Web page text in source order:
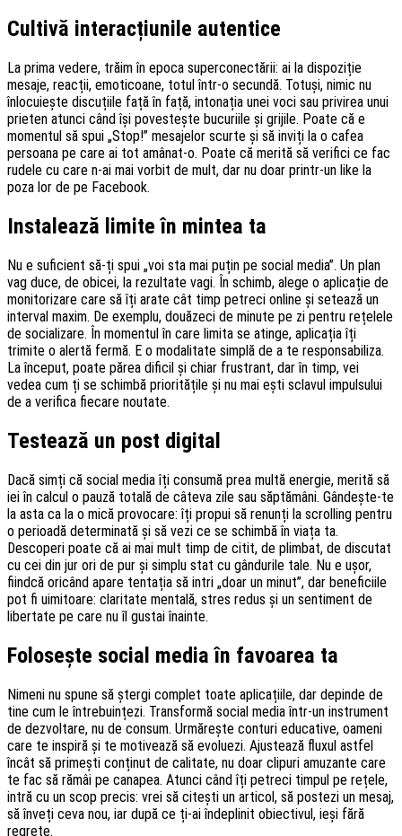
Cultivă interacțiunile autentice
La prima vedere, trăim în epoca superconectării: ai la dispoziție
mesaje, reacții, emoticoane, totul într-o secundă. Totuși, nimic nu
înlocuiește discuțiile față în față, intonația unei voci sau privirea unui
prieten atunci când își povestește bucuriile și grijile. Poate că e
momentul să spui „Stop!” mesajelor scurte și să inviți la o cafea
persoana pe care ai tot amânat-o. Poate că merită să verifici ce fac
rudele cu care n-ai mai vorbit de mult, dar nu doar printr-un like la
poza lor de pe Facebook.
Instalează limite în mintea ta
Nu e suficient să-ți spui „voi sta mai puțin pe social media”. Un plan
vag duce, de obicei, la rezultate vagi. În schimb, alege o aplicație de
monitorizare care să îți arate cât timp petreci online și setează un
interval maxim. De exemplu, douăzeci de minute pe zi pentru rețelele
de socializare. În momentul în care limita se atinge, aplicația îți
trimite o alertă fermă. E o modalitate simplă de a te responsabiliza.
La început, poate părea dificil și chiar frustrant, dar în timp, vei
vedea cum ți se schimbă prioritățile și nu mai ești sclavul impulsului
de a verifica fiecare noutate.
Testează un post digital
Dacă simți că social media îți consumă prea multă energie, merită să
iei în calcul o pauză totală de câteva zile sau săptămâni. Gândește-te
la asta ca la o mică provocare: îți propui să renunți la scrolling pentru
o perioadă determinată și să vezi ce se schimbă în viața ta.
Descoperi poate că ai mai mult timp de citit, de plimbat, de discutat
cu cei din jur ori de pur și simplu stat cu gândurile tale. Nu e ușor,
fiindcă oricând apare tentația să intri „doar un minut”, dar beneficiile
pot fi uimitoare: claritate mentală, stres redus și un sentiment de
libertate pe care nu îl gustai înainte.
Folosește social media în favoarea ta
Nimeni nu spune să ștergi complet toate aplicațiile, dar depinde de
tine cum le întrebuințezi. Transformă social media într-un instrument
de dezvoltare, nu de consum. Urmărește conturi educative, oameni
care te inspiră și te motivează să evoluezi. Ajustează fluxul astfel
încât să primești conținut de calitate, nu doar clipuri amuzante care
te fac să rămâi pe canapea. Atunci când îți petreci timpul pe rețele,
intră cu un scop precis: vrei să citești un articol, să postezi un mesaj,
să înveți ceva nou, iar după ce ți-ai îndeplinit obiectivul, ieși fără
regrete.